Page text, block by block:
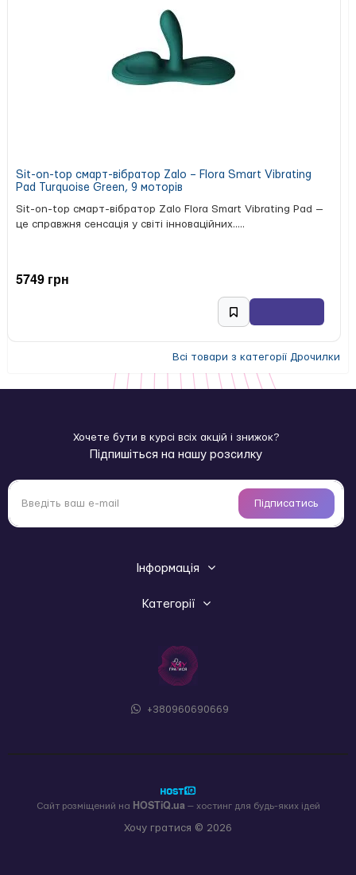
Sit-on-top смарт-вібратор Zalo – Flora Smart Vibrating
Pad Turquoise Green, 9 моторів
Sit-on-top смарт-вібратор Zalo Flora Smart Vibrating Pad —
це справжня сенсація у світі інноваційних.....
5749 грн
Всі товари з категорії Дрочилки
Хочете бути в курсі всіх акцій і знижок?
Підпишіться на нашу розсилку
Підписатись
Інформація
Категорії
+380960690669
Хочу гратися © 2026
Сайт розміщений на HOSTiQ.ua— хостинг для будь-яких ідей